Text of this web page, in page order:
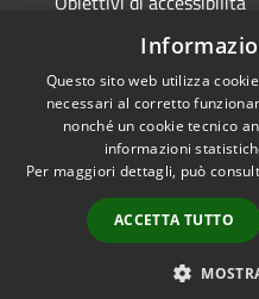
Accessibilità
Privacy
Mappa del sito
Questo sito web utilizza
necessari al corretto
nonché un cookie tecnico
informazioni
Per maggiori dettagli, può
ACCETTA TUTTO